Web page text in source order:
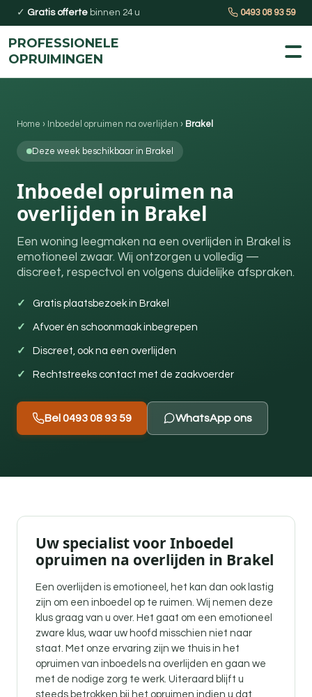
✓ Gratis offerte binnen 24 u 0493 08 93 59
PROFESSIONELE
OPRUIMINGEN
Home › Inboedel opruimen na overlijden › Brakel
Deze week beschikbaar in Brakel
Inboedel opruimen na
overlijden in Brakel
Een woning leegmaken na een overlijden in Brakel is
emotioneel zwaar. Wij ontzorgen u volledig —
discreet, respectvol en volgens duidelijke afspraken.
Gratis plaatsbezoek in Brakel
Afvoer én schoonmaak inbegrepen
Discreet, ook na een overlijden
Rechtstreeks contact met de zaakvoerder
Bel 0493 08 93 59 WhatsApp ons
Uw specialist voor Inboedel
opruimen na overlijden in Brakel
Een overlijden is emotioneel, het kan dan ook lastig
zijn om een inboedel op te ruimen. Wij nemen deze
klus graag van u over. Het gaat om een emotioneel
zware klus, waar uw hoofd misschien niet naar
staat. Met onze ervaring zijn we thuis in het
opruimen van inboedels na overlijden en gaan we
met de nodige zorg te werk. Uiteraard blijft u
steeds betrokken bij het opruimen indien u dat